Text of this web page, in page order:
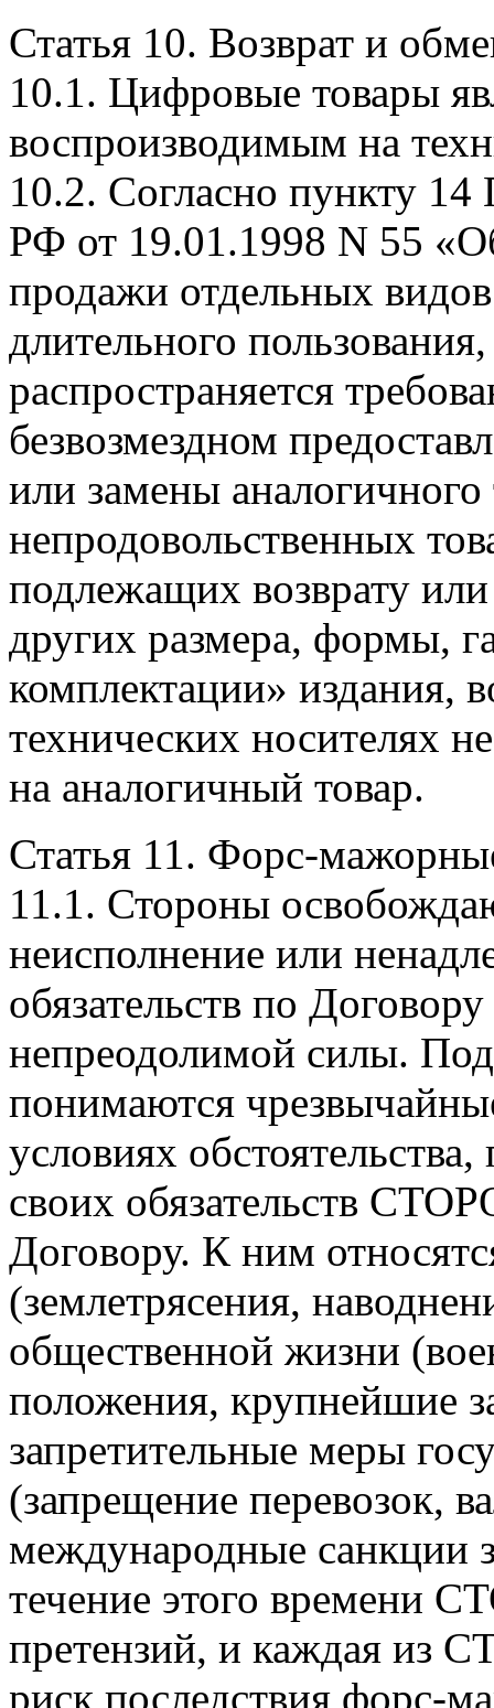
Статья 10. Возврат и
10.1. Цифровые товары
воспроизводимым на
10.2. Согласно пункту 14
РФ от 19.01.1998 N 55
продажи отдельных
длительного
распространяется
безвозмездном
или замены аналогичного
непродовольственных
подлежащих возврату
других размера, формы,
комплектации» издания,
технических носителях
на аналогичный товар.
Статья 11. Форс-
11.1. Стороны
неисполнение или
обязательств по
непреодолимой силы.
понимаются
условиях
своих обязательств
Договору. К ним
(землетрясения,
общественной жизни
положения, крупнейшие
запретительные меры
(запрещение перевозок,
международные санкции
течение этого времени
претензий, и каждая из
риск последствия форс-